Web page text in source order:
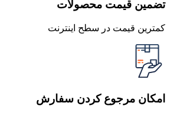
تضمین قیمت محصولات
کمترین قیمت در سطح اینترنت
امکان مرجوع کردن سفارش